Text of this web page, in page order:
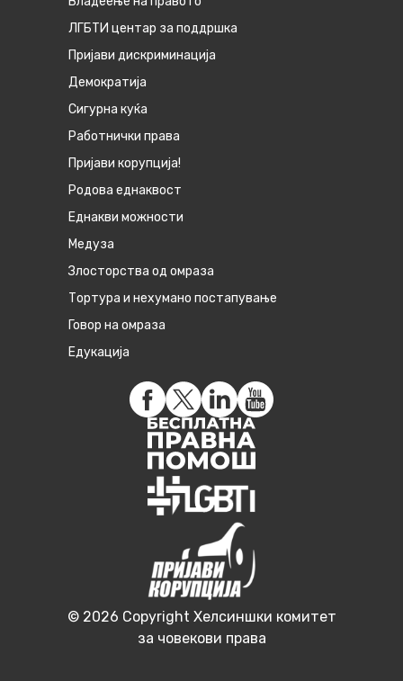
ЛГБТИ центар за поддршка
Пријави дискриминација
Демократија
Сигурна куќа
Работнички права
Пријави корупција!
Родова еднаквост
Eднакви можности
Медуза
Злосторства од омраза
Тортура и нехумано постапување
Говор на омраза
Едукација
© 2026 Copyright Хелсиншки комитет
за човекови права